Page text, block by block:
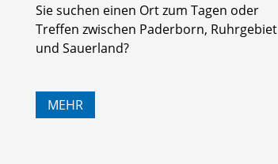
Sie suchen einen Ort zum Tagen oder
Treffen zwischen Paderborn, Ruhrgebiet
und Sauerland?
MEHR